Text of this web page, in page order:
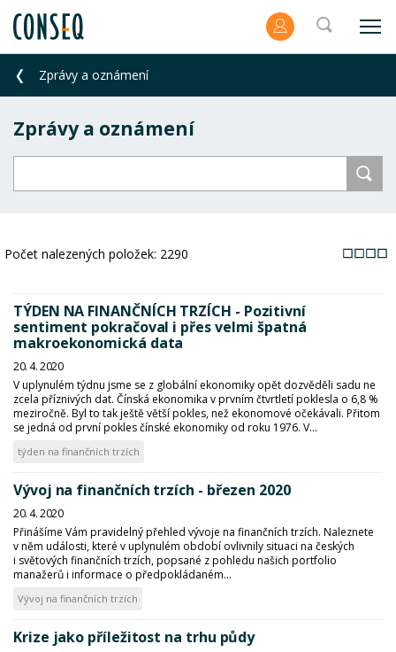
Zprávy a oznámení
Zprávy a oznámení
Počet nalezených položek: 2290
TÝDEN NA FINANČNÍCH TRZÍCH - Pozitivní
sentiment pokračoval i přes velmi špatná
makroekonomická data
20. 4. 2020
V uplynulém týdnu jsme se z globální ekonomiky opět dozvěděli sadu ne
zcela příznivých dat. Čínská ekonomika v prvním čtvrtletí poklesla o 6,8 %
meziročně. Byl to tak ještě větší pokles, než ekonomové očekávali. Přitom
se jedná od první pokles čínské ekonomiky od roku 1976. V...
týden na finančních trzích
Vývoj na finančních trzích - březen 2020
20. 4. 2020
Přinášíme Vám pravidelný přehled vývoje na finančních trzích. Naleznete
v něm události, které v uplynulém období ovlivnily situaci na českých
i světových finančních trzích, popsané z pohledu našich portfolio
manažerů i informace o předpokládaném...
Vývoj na finančních trzích
Krize jako příležitost na trhu půdy